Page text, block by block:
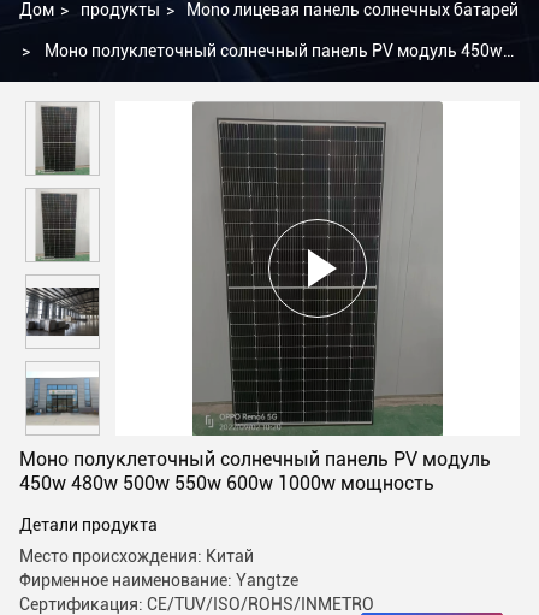
Дом > продукты > Mono лицевая панель солнечных батарей
> Моно полуклеточный солнечный панель PV модуль 450w
Моно полуклеточный солнечный панель PV модуль
450w 480w 500w 550w 600w 1000w мощность
Детали продукта
Место происхождения: Китай
Фирменное наименование: Yangtze
Сертификация: CE/TUV/ISO/ROHS/INMETRO